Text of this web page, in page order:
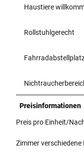
Haustiere
Rollstuhlgerecht
Preisinformationen
Preis pro Einheit/
Zimmer